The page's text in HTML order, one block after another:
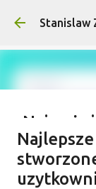
Stanislaw
wyprawy
w dniu lipca 04,